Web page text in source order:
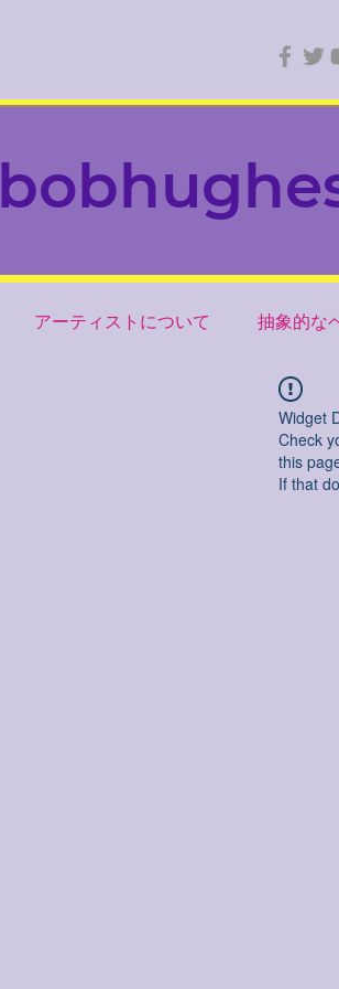
アーティストについて 抽象的な
Widget
Check
this
If that